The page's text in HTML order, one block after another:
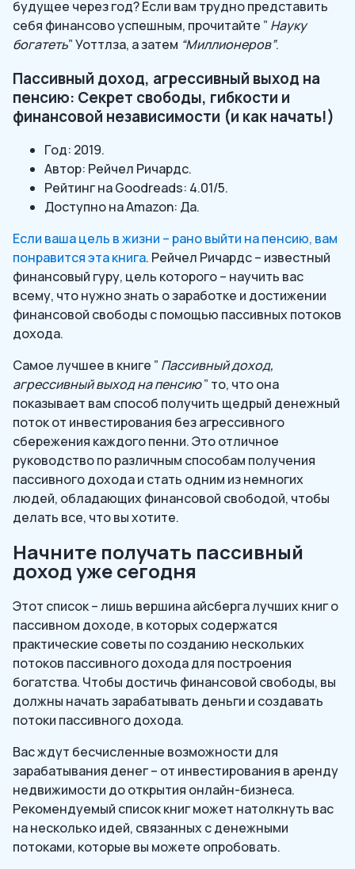
будущее через год? Если вам трудно представить
себя финансово успешным, прочитайте ” Науку
богатеть” Уоттлза, а затем “Миллионеров”.
Пассивный доход, агрессивный выход на
пенсию: Секрет свободы, гибкости и
финансовой независимости (и как начать!)
Год: 2019.
Автор: Рейчел Ричардс.
Рейтинг на Goodreads: 4.01/5.
Доступно на Amazon: Да.
Если ваша цель в жизни – рано выйти на пенсию, вам
понравится эта книга. Рейчел Ричардс – известный
финансовый гуру, цель которого – научить вас
всему, что нужно знать о заработке и достижении
финансовой свободы с помощью пассивных потоков
дохода.
Самое лучшее в книге ” Пассивный доход,
агрессивный выход на пенсию” то, что она
показывает вам способ получить щедрый денежный
поток от инвестирования без агрессивного
сбережения каждого пенни. Это отличное
руководство по различным способам получения
пассивного дохода и стать одним из немногих
людей, обладающих финансовой свободой, чтобы
делать все, что вы хотите.
Начните получать пассивный
доход уже сегодня
Этот список – лишь вершина айсберга лучших книг о
пассивном доходе, в которых содержатся
практические советы по созданию нескольких
потоков пассивного дохода для построения
богатства. Чтобы достичь финансовой свободы, вы
должны начать зарабатывать деньги и создавать
потоки пассивного дохода.
Вас ждут бесчисленные возможности для
зарабатывания денег – от инвестирования в аренду
недвижимости до открытия онлайн-бизнеса.
Рекомендуемый список книг может натолкнуть вас
на несколько идей, связанных с денежными
потоками, которые вы можете опробовать.